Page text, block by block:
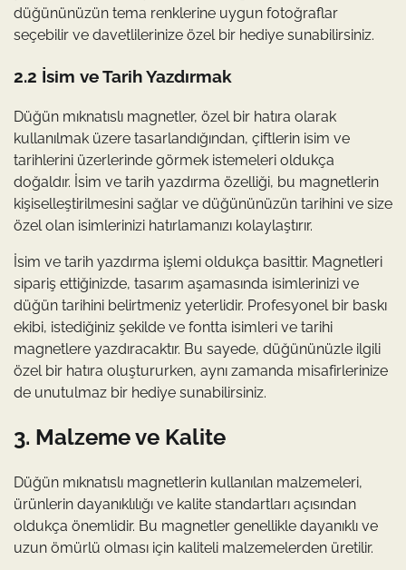
düğününüzün tema renklerine uygun fotoğraflar
seçebilir ve davetlilerinize özel bir hediye sunabilirsiniz.
2.2 İsim ve Tarih Yazdırmak
Düğün mıknatıslı magnetler, özel bir hatıra olarak
kullanılmak üzere tasarlandığından, çiftlerin isim ve
tarihlerini üzerlerinde görmek istemeleri oldukça
doğaldır. İsim ve tarih yazdırma özelliği, bu magnetlerin
kişiselleştirilmesini sağlar ve düğününüzün tarihini ve size
özel olan isimlerinizi hatırlamanızı kolaylaştırır.
İsim ve tarih yazdırma işlemi oldukça basittir. Magnetleri
sipariş ettiğinizde, tasarım aşamasında isimlerinizi ve
düğün tarihini belirtmeniz yeterlidir. Profesyonel bir baskı
ekibi, istediğiniz şekilde ve fontta isimleri ve tarihi
magnetlere yazdıracaktır. Bu sayede, düğününüzle ilgili
özel bir hatıra oluştururken, aynı zamanda misafirlerinize
de unutulmaz bir hediye sunabilirsiniz.
3. Malzeme ve Kalite
Düğün mıknatıslı magnetlerin kullanılan malzemeleri,
ürünlerin dayanıklılığı ve kalite standartları açısından
oldukça önemlidir. Bu magnetler genellikle dayanıklı ve
uzun ömürlü olması için kaliteli malzemelerden üretilir.